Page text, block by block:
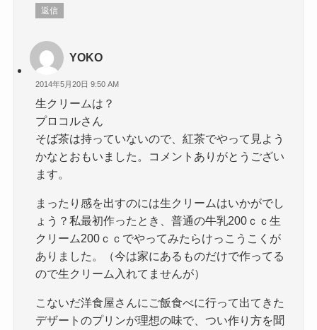
返信
YOKO
2014年5月20日 9:50 AM
生クリームは？
プロコルさん
そば茶は持っていないので、紅茶でやって見よう
かなとおもいました。コメントありがとうござい
ます。
まったり感を出すのには生クリームはいかがでし
ょう？私最初作ったとき、普通の牛乳200ｃｃ生
クリーム200ｃｃでやってみたらけっこうこくが
ありました。（今は家にあるものだけで作ってる
ので生クリーム入れてませんが）
こないだ洋食屋さんにご飯食べに行って出てきた
デザートのプリンが理想の味で、つい作り方を聞